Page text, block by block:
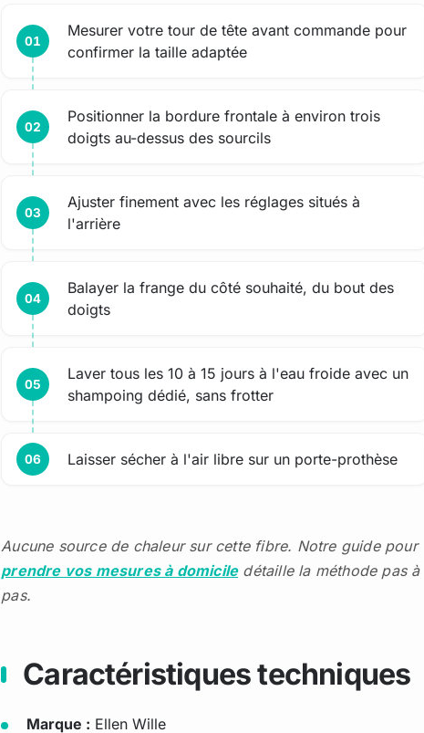
Mesurer votre tour de tête avant commande pour
confirmer la taille adaptée
Positionner la bordure frontale à environ trois
doigts au-dessus des sourcils
Ajuster finement avec les réglages situés à
l'arrière
Balayer la frange du côté souhaité, du bout des
doigts
Laver tous les 10 à 15 jours à l'eau froide avec un
shampoing dédié, sans frotter
Laisser sécher à l'air libre sur un porte-prothèse
Aucune source de chaleur sur cette fibre. Notre guide pour
prendre vos mesures à domiciledétaille la méthode pas à
pas.
Caractéristiques techniques
Marque : Ellen Wille